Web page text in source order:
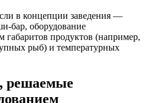
в концепции заведения —
бар, оборудование
габаритов продуктов (например,
рыб) и температурных
решаемые